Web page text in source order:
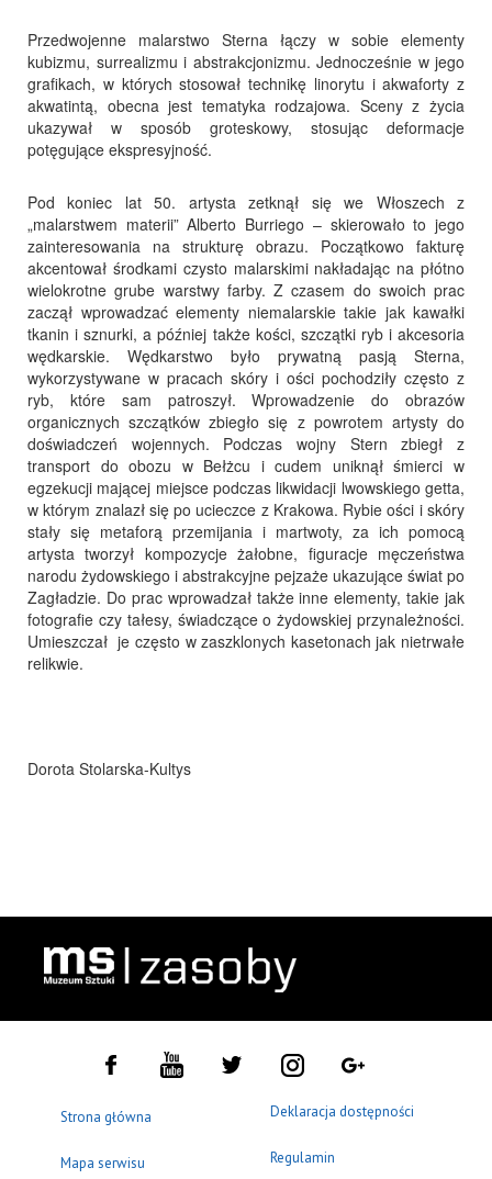
Przedwojenne malarstwo Sterna łączy w sobie elementy
kubizmu, surrealizmu i abstrakcjonizmu. Jednocześnie w jego
grafikach, w których stosował technikę linorytu i akwaforty z
akwatintą, obecna jest tematyka rodzajowa. Sceny z życia
ukazywał w sposób groteskowy, stosując deformacje
potęgujące ekspresyjność.
Pod koniec lat 50. artysta zetknął się we Włoszech z
„malarstwem materii” Alberto Burriego – skierowało to jego
zainteresowania na strukturę obrazu. Początkowo fakturę
akcentował środkami czysto malarskimi nakładając na płótno
wielokrotne grube warstwy farby. Z czasem do swoich prac
zaczął wprowadzać elementy niemalarskie takie jak kawałki
tkanin i sznurki, a później także kości, szczątki ryb i akcesoria
wędkarskie. Wędkarstwo było prywatną pasją Sterna,
wykorzystywane w pracach skóry i ości pochodziły często z
ryb, które sam patroszył. Wprowadzenie do obrazów
organicznych szczątków zbiegło się z powrotem artysty do
doświadczeń wojennych. Podczas wojny Stern zbiegł z
transport do obozu w Bełżcu i cudem uniknął śmierci w
egzekucji mającej miejsce podczas likwidacji lwowskiego getta,
w którym znalazł się po ucieczce z Krakowa. Rybie ości i skóry
stały się metaforą przemijania i martwoty, za ich pomocą
artysta tworzył kompozycje żałobne, figuracje męczeństwa
narodu żydowskiego i abstrakcyjne pejzaże ukazujące świat po
Zagładzie. Do prac wprowadzał także inne elementy, takie jak
fotografie czy tałesy, świadczące o żydowskiej przynależności.
Umieszczał je często w zaszklonych kasetonach jak nietrwałe
relikwie.
Dorota Stolarska-Kultys
Strona główna
Mapa serwisu
Deklaracja dostępności
Regulamin